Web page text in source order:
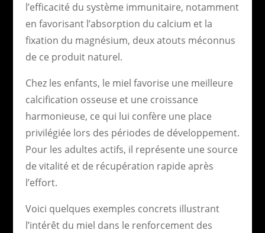
l’efficacité du système immunitaire, notamment
en favorisant l’absorption du calcium et la
fixation du magnésium, deux atouts méconnus
de ce produit naturel.
Chez les enfants, le miel favorise une meilleure
calcification osseuse et une croissance
harmonieuse, ce qui lui confère une place
privilégiée lors des périodes de développement.
Pour les adultes actifs, il représente une source
de vitalité et de récupération rapide après
l’effort.
Voici quelques exemples concrets illustrant
l’intérêt du miel dans le renforcement des